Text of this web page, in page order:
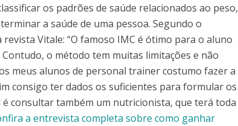
os padrões de saúde relacionados ao peso,
a saúde de uma pessoa. Segundo o
Vitale: “O famoso IMC é ótimo para o aluno
o método tem muitas limitações e não
meus alunos de personal trainer costumo fazer a
consigo ter dados os suficientes para formular os
consultar também um nutricionista, que terá toda
a entrevista completa sobre como ganhar